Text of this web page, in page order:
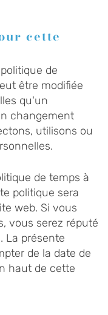
cette
de
être modifiée
qu'un
changement
utilisons ou
de temps à
politique sera
web. Si vous
vous serez réputé
La présente
de la date de
haut de cette